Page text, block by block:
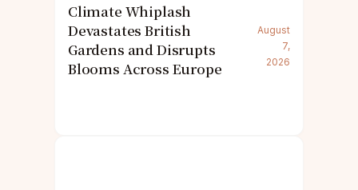
Climate Whiplash
Devastates British
Gardens and Disrupts
Blooms Across Europe
August
7,
2026